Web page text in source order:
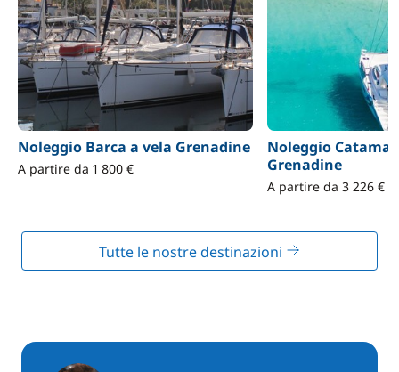
Noleggio Barca a vela Grenadine
A partire da 1 800 €
Noleggio
Grenadine
A partire da 3 226 €
Tutte le nostre destinazioni